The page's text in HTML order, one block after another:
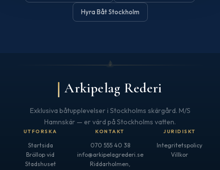
Hyra Båt Stockholm
Arkipelag Rederi
Exklusiva båtupplevelser i Stockholms skärgård. M/S
Hamnskär — er värd på Stockholms vatten.
UTFORSKA
Startsida
Bröllop vid
Stadshuset
KONTAKT
070 555 40 38
info@arkipelagrederi.se
Riddarholmen,
JURIDISKT
Integritetspolicy
Villkor